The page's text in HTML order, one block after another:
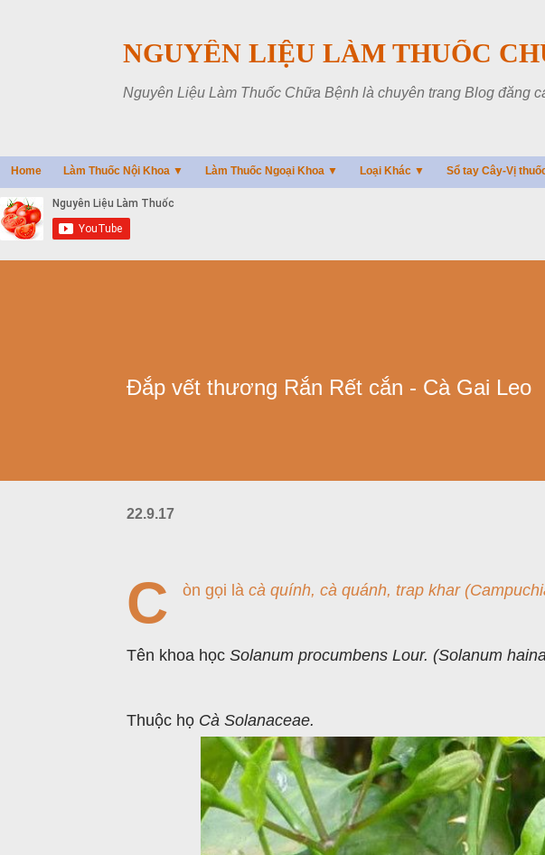
NGUYÊN LIỆU LÀM THUỐC
Nguyên Liệu Làm Thuốc Chữa Bệnh là chuyên trang Blog đăng
Home Làm Thuốc Nội Khoa ▼ Làm Thuốc Ngoại Khoa ▼ Loại Khác ▼ Sổ tay Cây-Vị
Đắp vết thương Rắn Rết cắn - Cà Gai Leo
22.9.17
C òn gọi là cà quính, cà quánh, trap khar
Tên khoa học Solanum procumbens Lour. (Solanum
Thuộc họ Cà Solanaceae.